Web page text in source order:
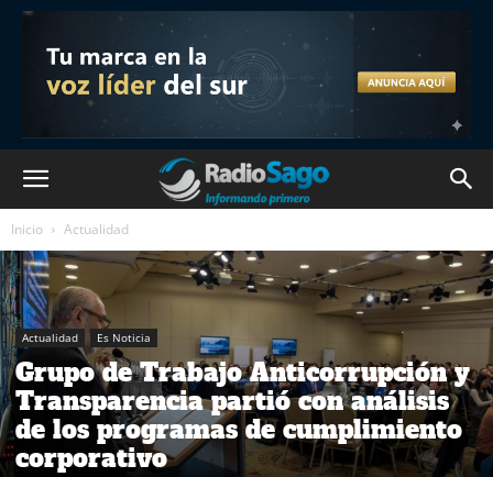
Inicio Actualidad
Actualidad Es Noticia
Grupo de Trabajo Anticorrupción y
Transparencia partió con análisis
de los programas de cumplimiento
corporativo